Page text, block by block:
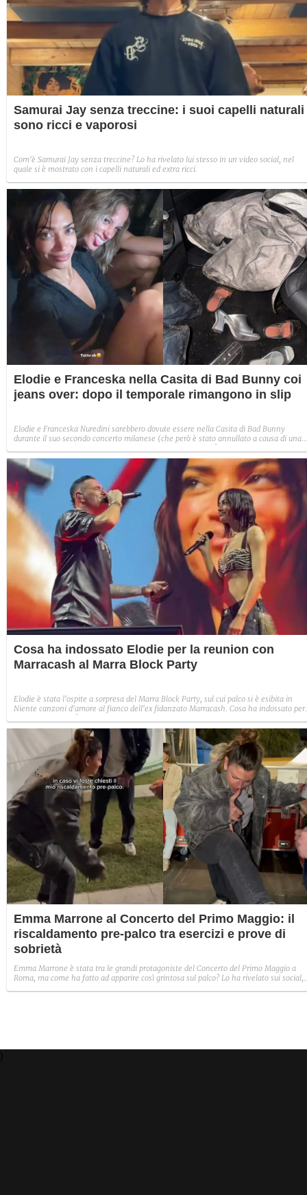
Samurai Jay senza treccine: i suoi capelli naturali
sono ricci e vaporosi
Com'è Samurai Jay senza treccine? Lo ha rivelato lui stesso in un video social, nel
quale si è mostrato con i capelli naturali ed extra ricci.
Elodie e Franceska nella Casita di Bad Bunny coi
jeans over: dopo il temporale rimangono in slip
Elodie e Franceska Nuredini sarebbero dovute essere nella Casita di Bad Bunny
durante il suo secondo concerto milanese (che però è stato annullato a causa di una
Cosa ha indossato Elodie per la reunion con
Marracash al Marra Block Party
Elodie è stata l'ospite a sorpresa del Marra Block Party, sul cui palco si è esibita in
Niente canzoni d'amore al fianco dell'ex fidanzato Marracash. Cosa ha indossato per
l'esclusivo evento?
Emma Marrone al Concerto del Primo Maggio: il
riscaldamento pre-palco tra esercizi e prove di
sobrietà
Emma Marrone è stata tra le grandi protagoniste del Concerto del Primo Maggio a
Roma, ma come ha fatto ad apparire così grintosa sul palco? Lo ha rivelato sui social,